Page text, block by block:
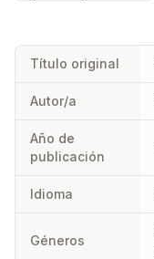
Título original
Autor/a
Año de
publicación
Idioma
Géneros